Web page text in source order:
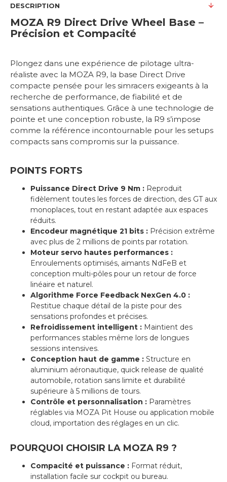
DESCRIPTION
MOZA R9 Direct Drive Wheel Base –
Précision et Compacité
Plongez dans une expérience de pilotage ultra-
réaliste avec la MOZA R9, la base Direct Drive
compacte pensée pour les simracers exigeants à la
recherche de performance, de fiabilité et de
sensations authentiques. Grâce à une technologie de
pointe et une conception robuste, la R9 s’impose
comme la référence incontournable pour les setups
compacts sans compromis sur la puissance.
POINTS FORTS
Puissance Direct Drive 9 Nm : Reproduit
fidèlement toutes les forces de direction, des GT aux
monoplaces, tout en restant adaptée aux espaces
réduits.
Encodeur magnétique 21 bits : Précision extrême
avec plus de 2 millions de points par rotation.
Moteur servo hautes performances :
Enroulements optimisés, aimants NdFeB et
conception multi-pôles pour un retour de force
linéaire et naturel.
Algorithme Force Feedback NexGen 4.0 :
Restitue chaque détail de la piste pour des
sensations profondes et précises.
Refroidissement intelligent : Maintient des
performances stables même lors de longues
sessions intensives.
Conception haut de gamme : Structure en
aluminium aéronautique, quick release de qualité
automobile, rotation sans limite et durabilité
supérieure à 5 millions de tours.
Contrôle et personnalisation : Paramètres
réglables via MOZA Pit House ou application mobile
cloud, importation des réglages en un clic.
POURQUOI CHOISIR LA MOZA R9 ?
Compacité et puissance : Format réduit,
installation facile sur cockpit ou bureau.